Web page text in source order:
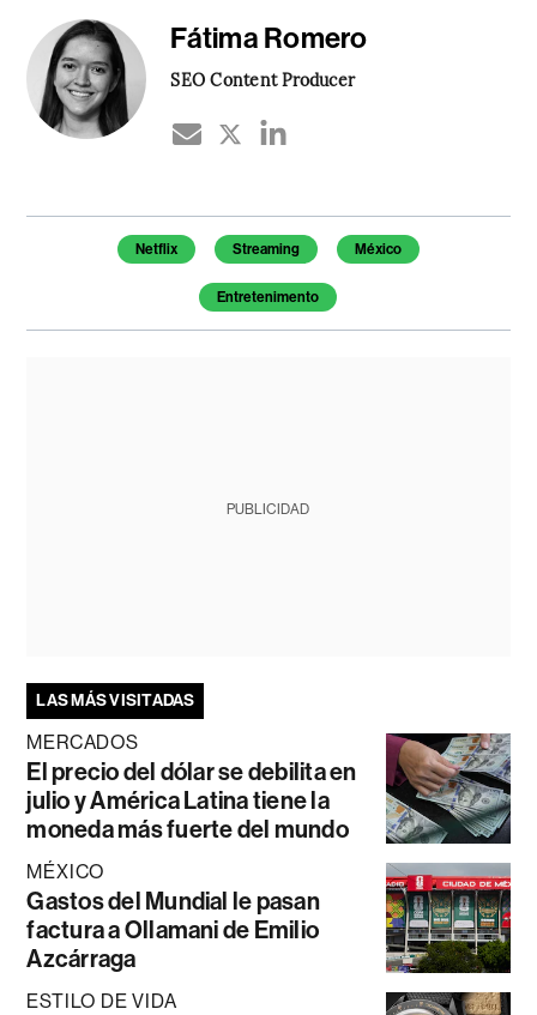
Fátima Romero
SEO Content Producer
Temas de este artículo
Netflix Streaming México
Entretenimento
PUBLICIDAD
LAS MÁS VISITADAS
MERCADOS
El precio del dólar se debilita en
julio y América Latina tiene la
moneda más fuerte del mundo
MÉXICO
Gastos del Mundial le pasan
factura a Ollamani de Emilio
Azcárraga
ESTILO DE VIDA